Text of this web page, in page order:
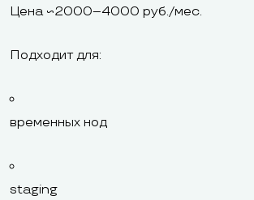
Цена ~2000–4000 руб./мес.
Подходит для:
временных нод
staging